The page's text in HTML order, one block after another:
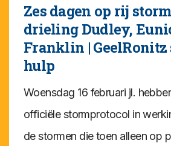
Zes dagen op rij
drieling Dudley,
Franklin | GeelRonitz
hulp
Woensdag 16 februari jl.
officiële stormprotocol in
de stormen die toen alleen op